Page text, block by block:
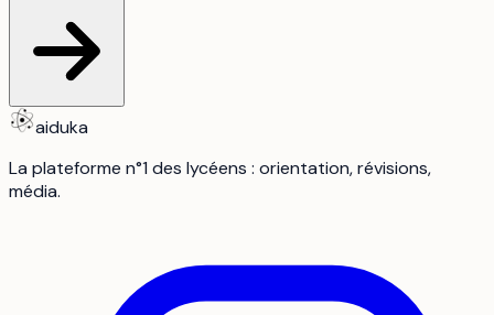
aiduka
La plateforme n°1 des lycéens : orientation, révisions,
média.